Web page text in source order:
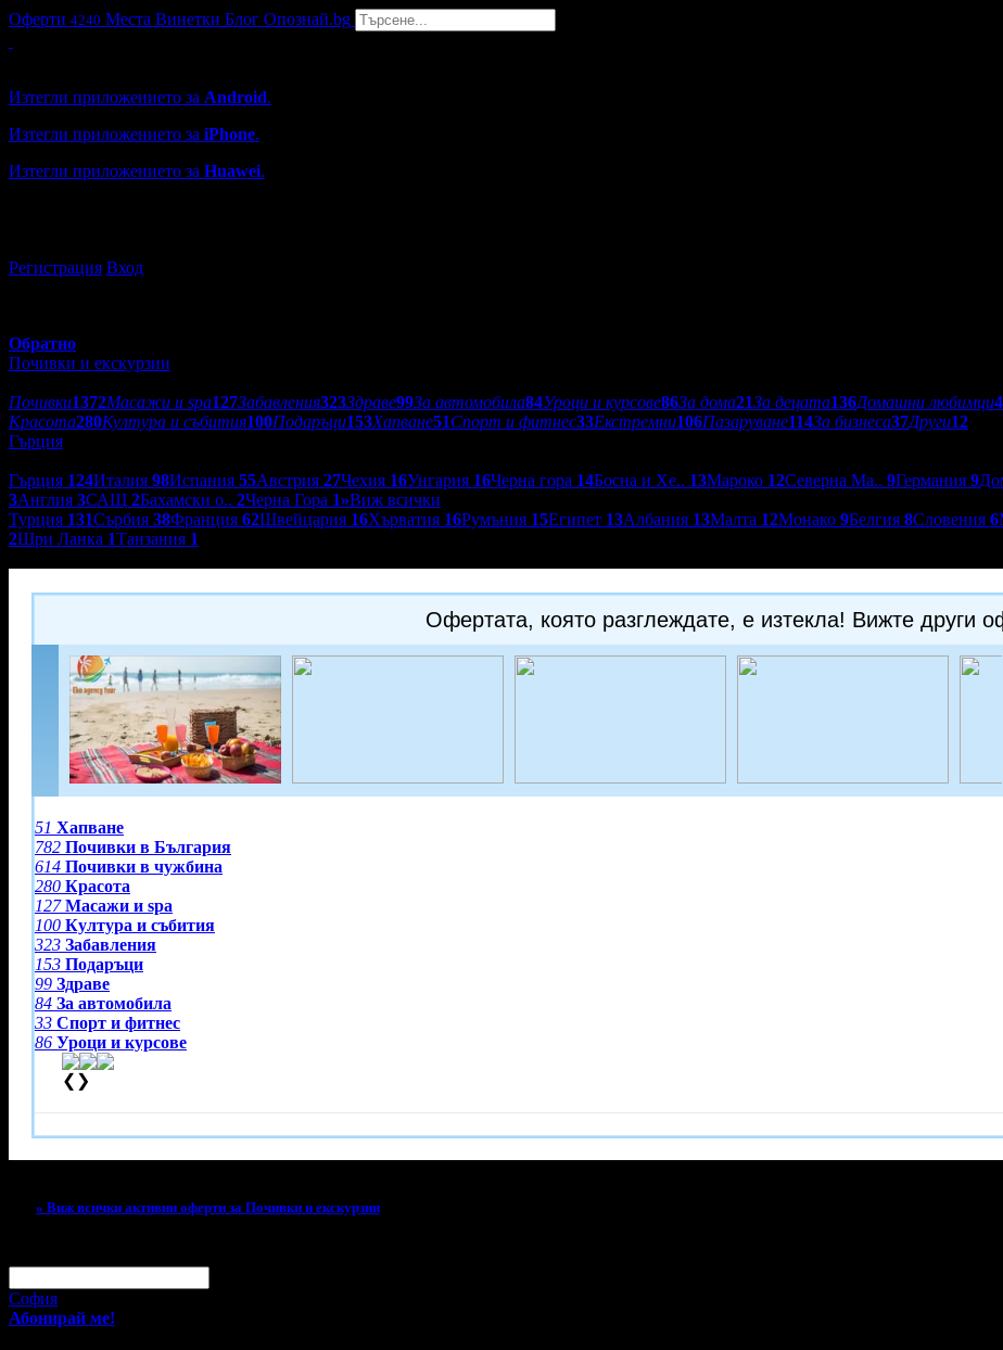
Оферти 4240 Места Винетки Блог Опознай.bg
Изтегли приложението за Android.
Изтегли приложението за iPhone.
Изтегли приложението за Huawei.
Регистрация Вход
Обратно
Почивки и екскурзии
Почивки1372Масажи и spa127Забавления323Здраве99За автомобила84Уроци и курсове86За дома21За децата136Домашни любимци4
Красота280Култура и събития100Подаръци153Хапване51Спорт и фитнес33Екстремни106Пазаруване114За бизнеса37Други12
Гърция
Гърция 124Италия 98Испания 55Австрия 27Чехия 16Унгария 16Черна гора 14Босна и Хе.. 13Мароко 12Северна Ма.. 9Германия 9
3Англия 3САЩ 2Бахамски о.. 2Черна Гора 1»Виж всички
Турция 131Сърбия 38Франция 62Швейцария 16Хърватия 16Румъния 15Египет 13Албания 13Малта 12Монако 9Белгия 8Словения 6
2Шри Ланка 1Танзания 1
Офертата, която разглеждате, е изтекла! Вижте други
51 Хапване
782 Почивки в България
614 Почивки в чужбина
280 Красота
127 Масажи и spa
100 Култура и събития
323 Забавления
153 Подаръци
99 Здраве
84 За автомобила
33 Спорт и фитнес
86 Уроци и курсове
❮ ❯
» Виж всички активни оферти за Почивки и екскурзии
София
Абонирай ме!